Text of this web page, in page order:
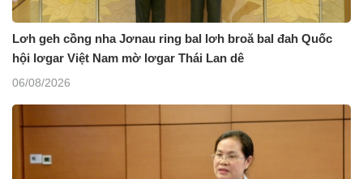
Lơh geh cồng nha Jơnau ring bal lơh broă bal đah Quốc
hội lơgar Việt Nam mờ lơgar Thái Lan dê
06/08/2026